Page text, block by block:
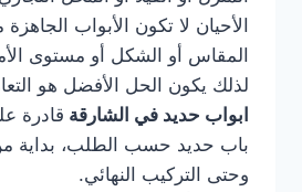
الأحيان لا تكون الأبواب
المقاس أو الشكل أو مستوى
لذلك يكون الحل الأفضل هو
ابواب حديد في الشارقة قادرة
باب حديد حسب الطلب، بداية
وحتى التركيب النهائي.